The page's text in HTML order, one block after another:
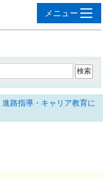
進路指導・キャリア教育に